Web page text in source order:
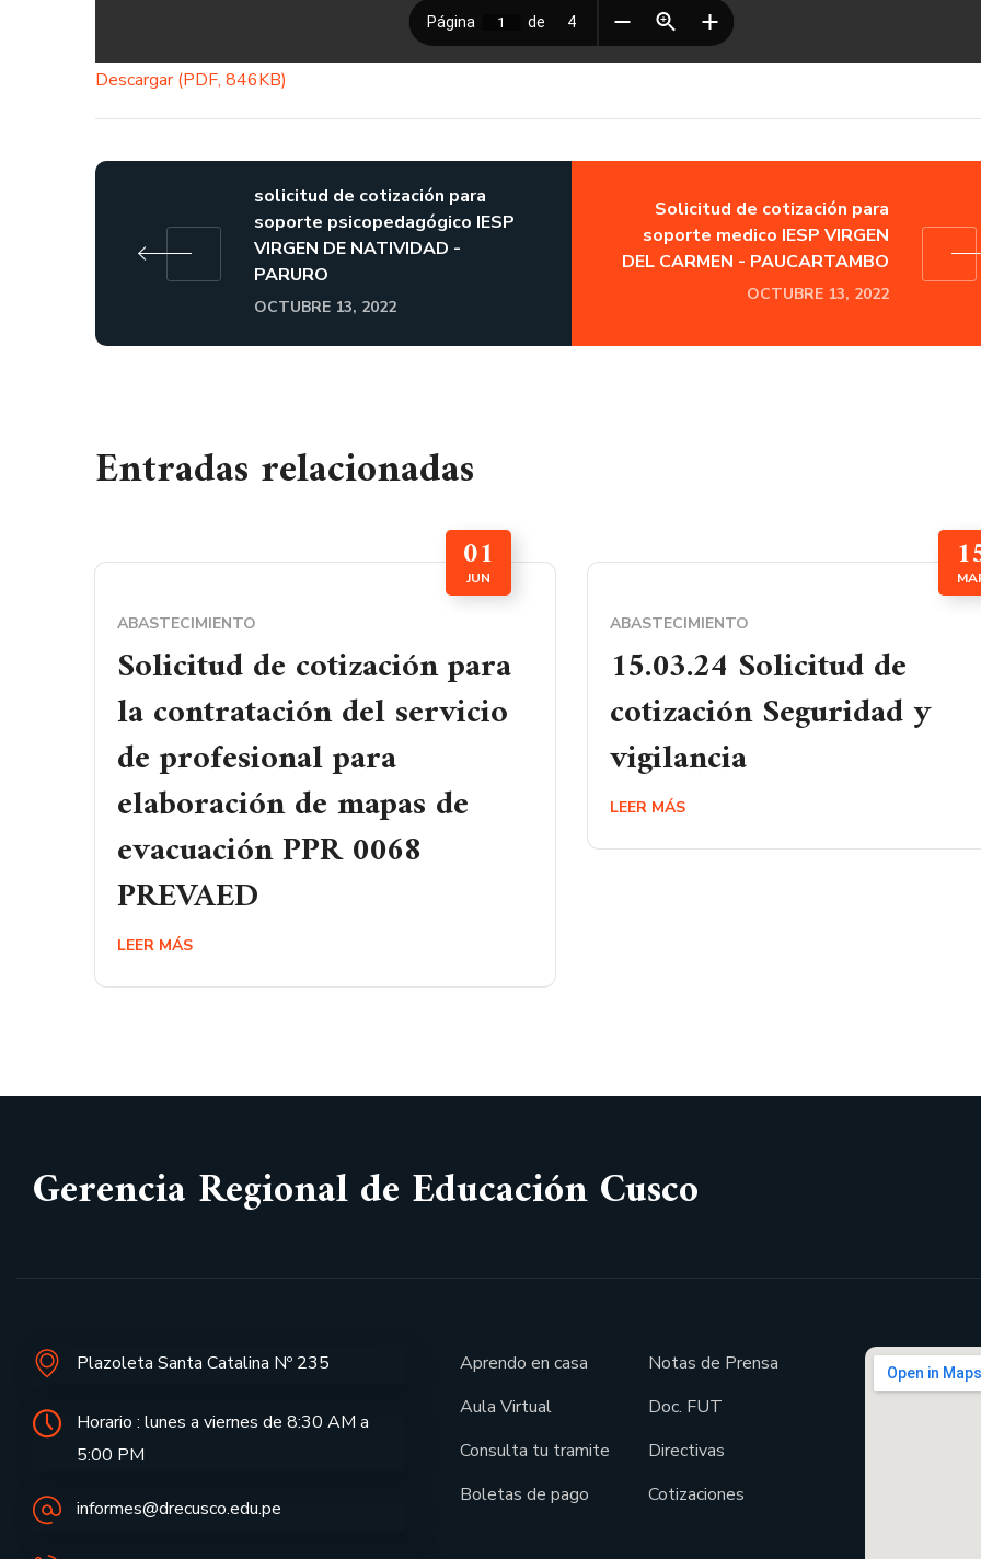
Descargar (PDF, 846KB)
solicitud de cotización para
soporte psicopedagógico IESP
VIRGEN DE NATIVIDAD -
PARURO
OCTUBRE 13, 2022
Solicitud de cotización para
soporte medico IESP VIRGEN
DEL CARMEN - PAUCARTAMBO
OCTUBRE 13, 2022
Entradas relacionadas
01
JUN
ABASTECIMIENTO
Solicitud de cotización para
la contratación del servicio
de profesional para
elaboración de mapas de
evacuación PPR 0068
PREVAED
LEER MÁS
ABASTECIMIENTO
15.03.24 Solicitud de
cotización Seguridad y
vigilancia
LEER MÁS
Gerencia Regional de Educación Cusco
Plazoleta Santa Catalina Nº 235
Horario : lunes a viernes de 8:30 AM a
5:00 PM
informes@drecusco.edu.pe
Aprendo en casa
Aula Virtual
Consulta tu tramite
Boletas de pago
Notas de Prensa
Doc. FUT
Directivas
Cotizaciones